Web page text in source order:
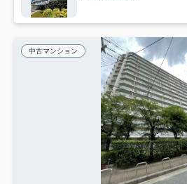
中古マンション